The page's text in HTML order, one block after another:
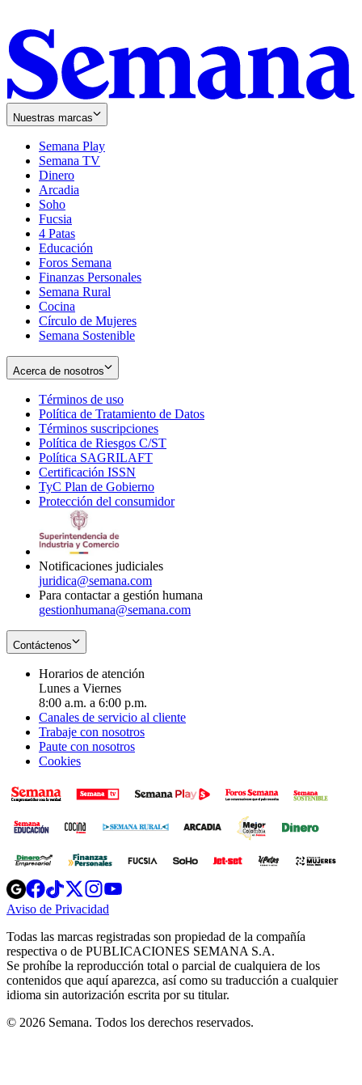
Nuestras marcas
Semana Play
Semana TV
Dinero
Arcadia
Soho
in
new
window
Fucsia
in
new
window
4 Patas
Educación
Foros Semana
Finanzas Personales
Semana Rural
Cocina
Círculo de Mujeres
Semana Sostenible
Acerca de nosotros
Términos de uso
in
new
window
Política de Tratamiento de Datos
Términos suscripciones
in
Política de Riesgos C/ST
Política SAGRILAFT
new
window
Certificación ISSN
in
new
TyC Plan de Gobierno
in
Protección del consumidorOpens
Notificaciones judiciales
juridica@semana.com
Para contactar a gestión humana
gestionhumana@semana.com
Contáctenos
Horarios de atención
Lunes a Viernes
8:00 a.m. a 6:00 p.m.
Canales de servicio al cliente
Trabaje con nosotros
Paute con nosotros
Cookies
Opens
in
new
Opens
in
new
Opens
in
new
window
Opens
new
windowwindow
Aviso de Privacidad
new
window
Todas las marcas registradas son propiedad de la compañía
respectiva o de PUBLICACIONES SEMANA S.A.
Se prohíbe la reproducción total o parcial de cualquiera de los
contenidos que aquí aparezca, así como su traducción a cualquier
idioma sin autorización escrita por su titular.
© 2026 Semana. Todos los derechos reservados.